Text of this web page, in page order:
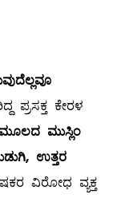
ಕೇರಳ
ಮೂಲದ ಮುಸ್ಲಿಂ
ಉತ್ತರ
ವಿರೋಧ ವ್ಯಕ್ತ